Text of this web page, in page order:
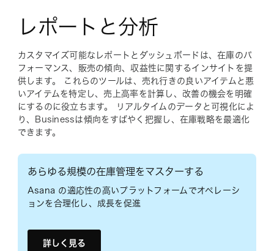
レポートと分析
カスタマイズ可能なレポートとダッシュボードは、在庫のパ
フォーマンス、販売の傾向、収益性に関するインサイトを提
供します。 これらのツールは、売れ行きの良いアイテムと悪
いアイテムを特定し、売上高率を計算し、改善の機会を明確
にするのに役立ちます。 リアルタイムのデータと可視化によ
り、Businessは傾向をすばやく把握し、在庫戦略を最適化
できます。
あらゆる規模の在庫管理をマスターする
Asana の適応性の高いプラットフォームでオペレーシ
ョンを合理化し、成長を促進
詳しく見る